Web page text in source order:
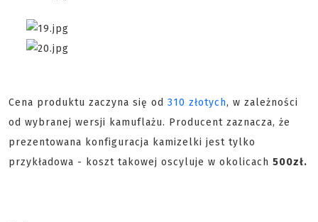
Cena produktu zaczyna się od 310 złotych, w zależności
od wybranej wersji kamuflażu. Producent zaznacza, że
prezentowana konfiguracja kamizelki jest tylko
przykładowa - koszt takowej oscyluje w okolicach 500zł.